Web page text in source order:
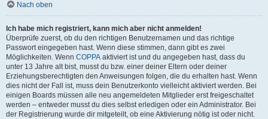
Nach oben
Ich habe mich registriert, kann mich aber nicht anmelden!
Überprüfe zuerst, ob du den richtigen Benutzernamen und das richtige
Passwort eingegeben hast. Wenn diese stimmen, dann gibt es zwei
Möglichkeiten. Wenn COPPA aktiviert ist und du angegeben hast, dass du
unter 13 Jahre alt bist, musst du bzw. einer deiner Eltern oder deiner
Erziehungsberechtigten den Anweisungen folgen, die du erhalten hast. Wenn
dies nicht der Fall ist, muss dein Benutzerkonto vielleicht aktiviert werden. Bei
einigen Boards müssen alle neu angemeldeten Mitglieder erst freigeschaltet
werden – entweder musst du dies selbst erledigen oder ein Administrator. Bei
der Registrierung wurde dir mitgeteilt, ob eine Aktivierung nötig ist oder nicht.